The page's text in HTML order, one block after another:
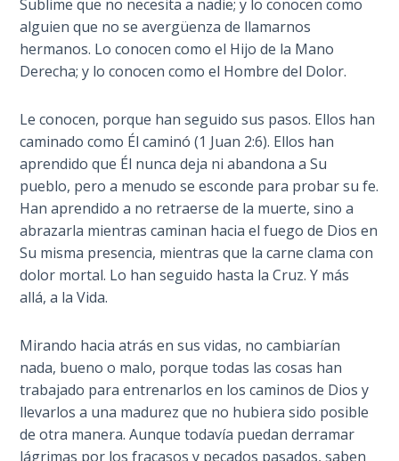
Healing
the
Breaches
- Book 3
Dr. Luke:
Healing
the
Breaches
- Book 4
Dr. Luke:
Healing
the
Breaches
Dr. Luke:
Healing
the
Breaches
- Book 6
Sublime que no necesita a nadie; y lo conocen como
alguien que no se avergüenza de llamarnos
hermanos. Lo conocen como el Hijo de la Mano
Derecha; y lo conocen como el Hombre del Dolor.
Le conocen, porque han seguido sus pasos. Ellos han
caminado como Él caminó (1 Juan 2:6). Ellos han
aprendido que Él nunca deja ni abandona a Su
pueblo, pero a menudo se esconde para probar su fe.
Han aprendido a no retraerse de la muerte, sino a
abrazarla mientras caminan hacia el fuego de Dios en
Su misma presencia, mientras que la carne clama con
dolor mortal. Lo han seguido hasta la Cruz. Y más
allá, a la Vida.
Mirando hacia atrás en sus vidas, no cambiarían
nada, bueno o malo, porque todas las cosas han
trabajado para entrenarlos en los caminos de Dios y
llevarlos a una madurez que no hubiera sido posible
de otra manera. Aunque todavía puedan derramar
lágrimas por los fracasos y pecados pasados, saben